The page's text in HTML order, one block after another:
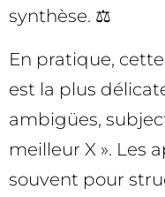
synthèse. ⚖️
En pratique,
est la plus
ambigües,
meilleur X ». Les
souvent pour